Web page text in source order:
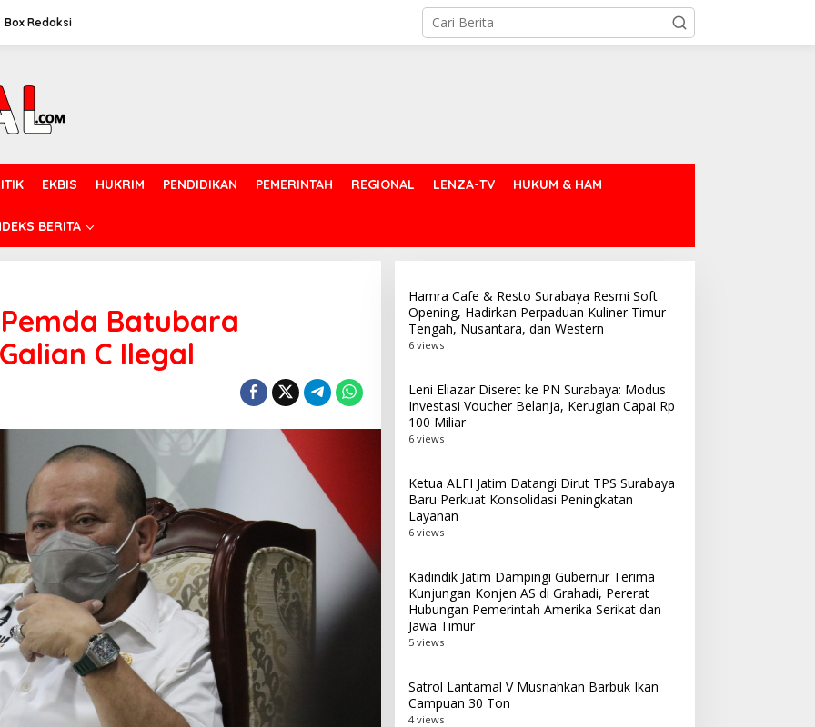
Box Redaksi
EKBIS HUKRIM PENDIDIKAN PEMERINTAH REGIONAL LENZA-TV HUKUM & HAM
BERITA
Batubara
C Ilegal
Hamra Cafe & Resto Surabaya Resmi Soft
Opening, Hadirkan Perpaduan Kuliner Timur
Tengah, Nusantara, dan Western
6 views
Leni Eliazar Diseret ke PN Surabaya: Modus
Investasi Voucher Belanja, Kerugian Capai Rp
100 Miliar
6 views
Ketua ALFI Jatim Datangi Dirut TPS Surabaya
Baru Perkuat Konsolidasi Peningkatan
Layanan
6 views
Kadindik Jatim Dampingi Gubernur Terima
Kunjungan Konjen AS di Grahadi, Pererat
Hubungan Pemerintah Amerika Serikat dan
Jawa Timur
5 views
Satrol Lantamal V Musnahkan Barbuk Ikan
Campuan 30 Ton
4 views